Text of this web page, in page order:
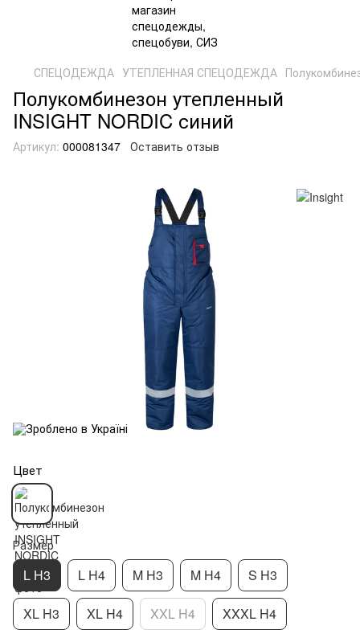
СПЕЦОДЕЖДА УТЕПЛЕННАЯ СПЕЦОДЕЖДА
Полукомбинезон утепленный
INSIGHT NORDIC синий
Артикул: 000081347 Оставить отзыв
Цвет
Размер
L H3 L H4 M H3 M H4 S H3
XL H3 XL H4 XXL H4 XXXL H4